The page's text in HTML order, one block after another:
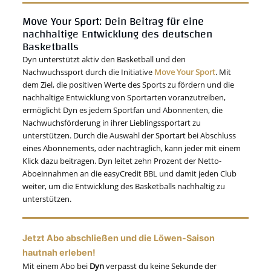
Move Your Sport: Dein Beitrag für eine
nachhaltige Entwicklung des deutschen
Basketballs
Dyn unterstützt aktiv den Basketball und den
Nachwuchssport durch die Initiative Move Your Sport. Mit
dem Ziel, die positiven Werte des Sports zu fördern und die
nachhaltige Entwicklung von Sportarten voranzutreiben,
ermöglicht Dyn es jedem Sportfan und Abonnenten, die
Nachwuchsförderung in ihrer Lieblingssportart zu
unterstützen. Durch die Auswahl der Sportart bei Abschluss
eines Abonnements, oder nachträglich, kann jeder mit einem
Klick dazu beitragen. Dyn leitet zehn Prozent der Netto-
Aboeinnahmen an die easyCredit BBL und damit jeden Club
weiter, um die Entwicklung des Basketballs nachhaltig zu
unterstützen.
Jetzt Abo abschließen und die Löwen-Saison
hautnah erleben!
Mit einem Abo bei Dynverpasst du keine Sekunde der